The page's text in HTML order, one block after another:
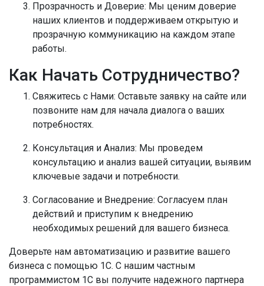
Прозрачность и Доверие: Мы ценим доверие
наших клиентов и поддерживаем открытую и
прозрачную коммуникацию на каждом этапе
работы.
Как Начать Сотрудничество?
Свяжитесь с Нами: Оставьте заявку на сайте или
позвоните нам для начала диалога о ваших
потребностях.
Консультация и Анализ: Мы проведем
консультацию и анализ вашей ситуации, выявим
ключевые задачи и потребности.
Согласование и Внедрение: Согласуем план
действий и приступим к внедрению
необходимых решений для вашего бизнеса.
Доверьте нам автоматизацию и развитие вашего
бизнеса с помощью 1С. С нашим частным
программистом 1С вы получите надежного партнера